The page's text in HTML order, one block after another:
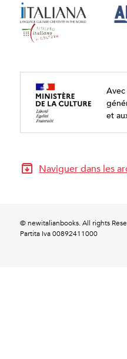
et
Naviguer dans les
© newitalianbooks. All rights
Partita Iva 00892411000